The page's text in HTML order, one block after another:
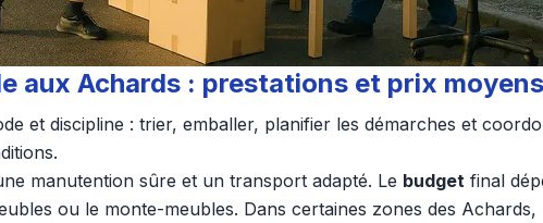
aux Achards : prestations et prix moyens
et discipline : trier, emballer, planifier les démarches et
manutention sûre et un transport adapté. Le budget final
ou le monte-meubles. Dans certaines zones des Achards,